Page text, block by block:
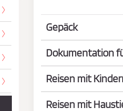
Gepäck
Dokumentation
Reisen mit
Reisen mit